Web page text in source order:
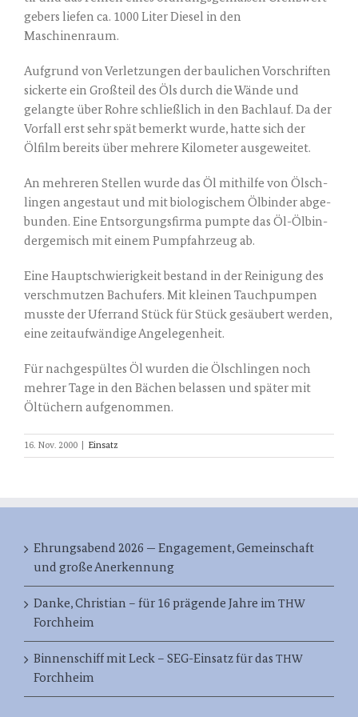
ge­bers lie­fen ca. 1000 Liter Die­sel in den
Maschinenraum.
Auf­grund von Ver­let­zun­gen der bau­li­chen Vor­schrif­ten
sicker­te ein Groß­teil des Öls durch die Wän­de und
gelang­te über Roh­re schließ­lich in den Bach­lauf. Da der
Vor­fall erst sehr spät bemerkt wur­de, hat­te sich der
Ölfilm bereits über meh­re­re Kilo­me­ter ausgeweitet.
An meh­re­ren Stel­len wur­de das Öl mit­hil­fe von Ölsch­
lin­gen ange­staut und mit bio­lo­gi­schem Ölbin­der abge­
bun­den. Eine Ent­sor­gungs­fir­ma pump­te das Öl-Ölbin­
der­ge­misch mit einem Pumpfahr­zeug ab.
Eine Haupt­schwie­rig­keit bestand in der Rei­ni­gung des
ver­schmut­zen Bach­ufers. Mit klei­nen Tauch­pum­pen
muss­te der Ufer­rand Stück für Stück gesäu­bert wer­den,
eine zeit­auf­wän­di­ge Angelegenheit.
Für nach­ge­spül­tes Öl wur­den die Ölsch­lin­gen noch
meh­rer Tage in den Bächen belas­sen und spä­ter mit
Öltü­chern aufgenommen.
16. Nov. 2000 Einsatz
Ehrungsabend 2026 — Engagement, Gemeinschaft
und große Anerkennung
Danke, Christian – für 16 prägende Jahre im THW
Forchheim
Binnenschiff mit Leck – SEG-Einsatz für das THW
Forchheim